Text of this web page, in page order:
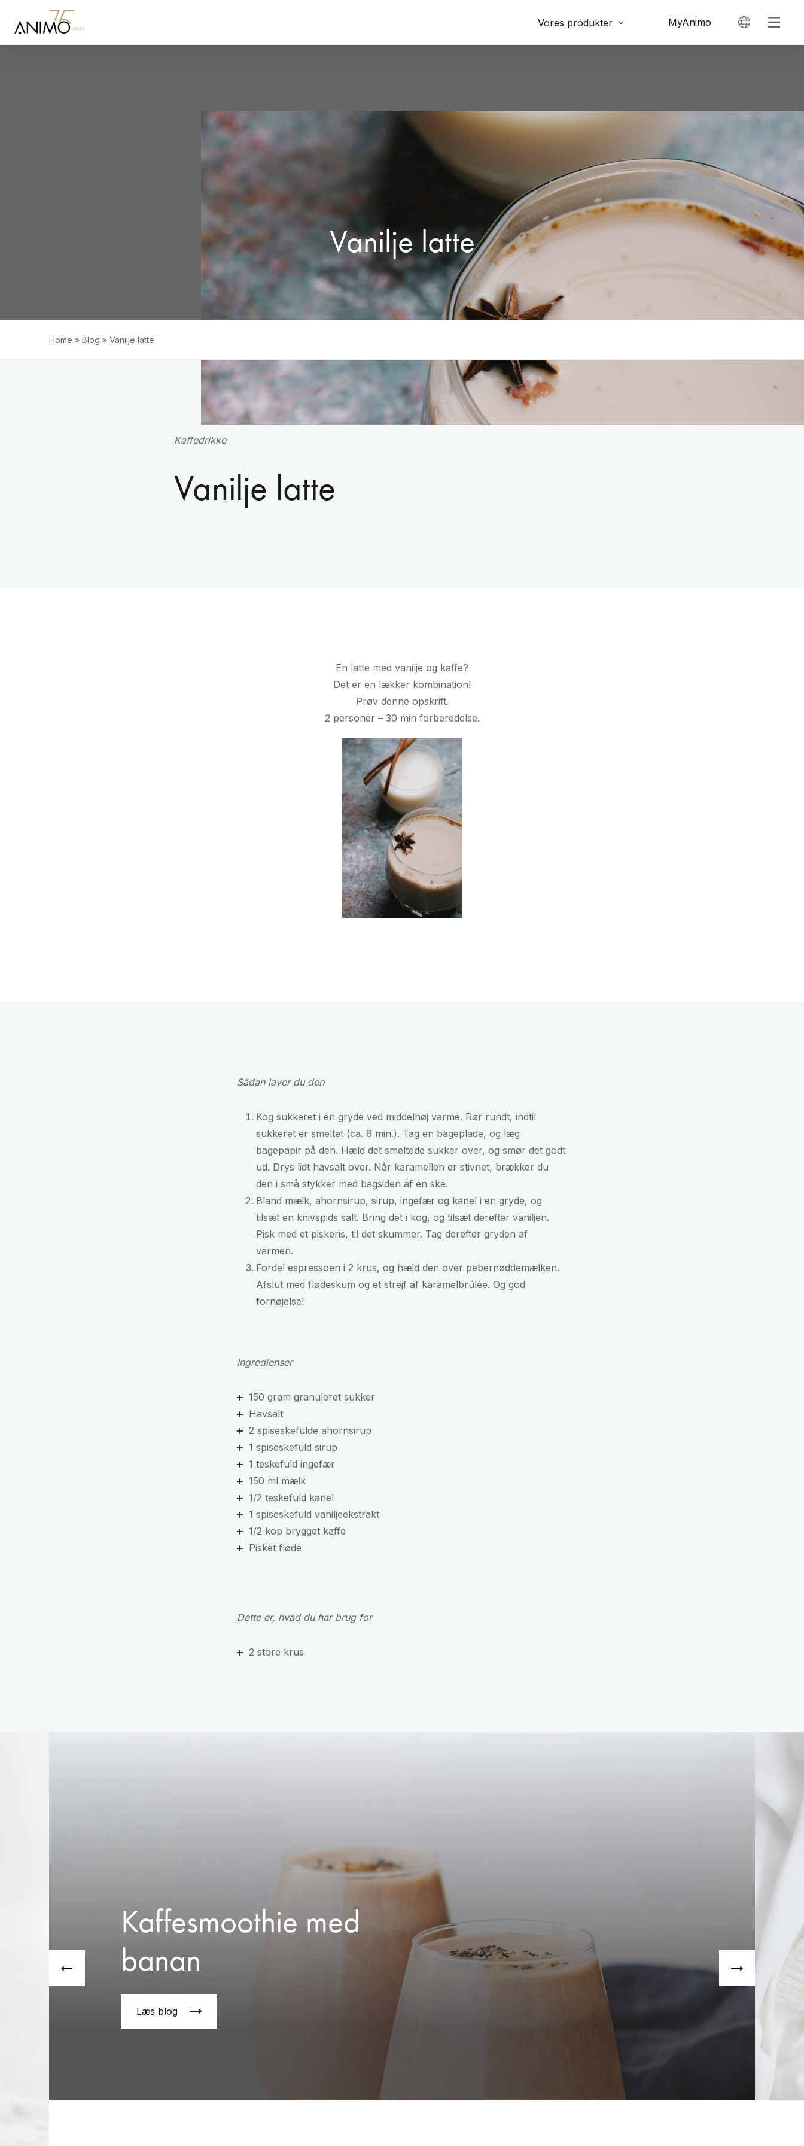
Vores produkter MyAnimo
Vanilje latte
Home » Blog » Vanilje latte
Kaffedrikke
Vanilje latte
En latte med vanilje og kaffe?
Det er en lækker kombination!
Prøv denne opskrift.
2 personer – 30 min forberedelse.
Sådan laver du den
Kog sukkeret i en gryde ved middelhøj varme. Rør rundt, indtil
sukkeret er smeltet (ca. 8 min.). Tag en bageplade, og læg
bagepapir på den. Hæld det smeltede sukker over, og smør det godt
ud. Drys lidt havsalt over. Når karamellen er stivnet, brækker du
den i små stykker med bagsiden af en ske.
Bland mælk, ahornsirup, sirup, ingefær og kanel i en gryde, og
tilsæt en knivspids salt. Bring det i kog, og tilsæt derefter vaniljen.
Pisk med et piskeris, til det skummer. Tag derefter gryden af
varmen.
Fordel espressoen i 2 krus, og hæld den over pebernøddemælken.
Afslut med flødeskum og et strejf af karamelbrûlée. Og god
fornøjelse!
Ingredienser
150 gram granuleret sukker
Havsalt
2 spiseskefulde ahornsirup
1 spiseskefuld sirup
1 teskefuld ingefær
150 ml mælk
1/2 teskefuld kanel
1 spiseskefuld vaniljeekstrakt
1/2 kop brygget kaffe
Pisket fløde
Dette er, hvad du har brug for
2 store krus
Kaffesmoothie med
banan
Læs blog